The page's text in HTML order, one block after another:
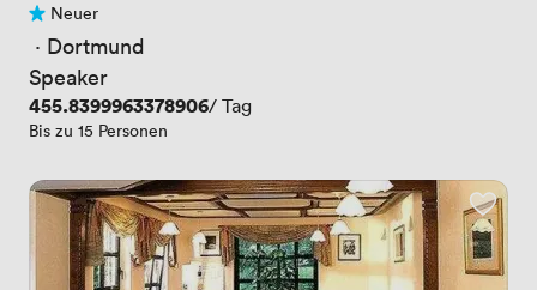
Noch keine Bewertungen
Neuer
· Dortmund
Speaker
Preis
455.8399963378906/ Tag
Bis zu 15 Personen